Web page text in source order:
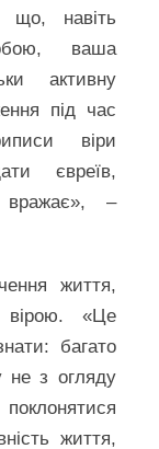
що, навіть
ваша
активну
під час
віри
євреїв,
–
життя,
вірою. «Це
багато
не з огляду
життя,